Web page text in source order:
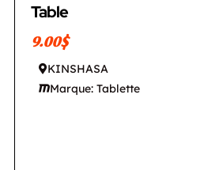
Table
9.00$
KINSHASA
Marque: Tablette